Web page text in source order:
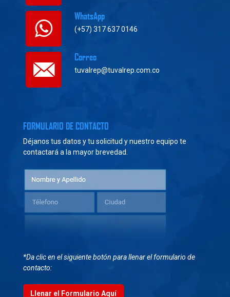
WhatsApp
(+57) 317 637 0146
Correo
tuvalrep@tuvalrep.com.co
FORMULARIO DE CONTACTO
Déjanos tus datos y tu solicitud y nuestro equipo te
contactará a la mayor brevedad.
*Da clic en el siguiente botón para llenar el formulario de
contacto:
Llenar el Formulario Aquí